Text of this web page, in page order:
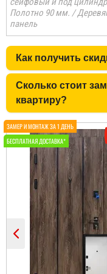
Потрібно було троє
дверей, в будинок, в
літню кухню і в сарай,
Полотно 90 мм. /
панель
Как получить
Сколько стоит
квартиру?